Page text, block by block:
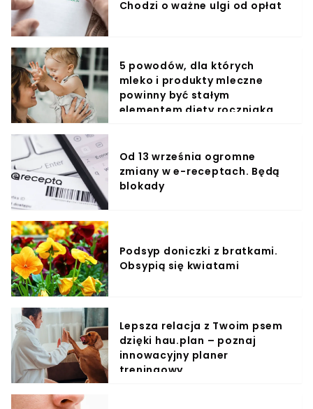
Chodzi o ważne ulgi od opłat
5 powodów, dla których
mleko i produkty mleczne
powinny być stałym
elementem diety roczniaka
Od 13 września ogromne
zmiany w e-receptach. Będą
blokady
Podsyp doniczki z bratkami.
Obsypią się kwiatami
Lepsza relacja z Twoim psem
dzięki hau.plan – poznaj
innowacyjny planer
treningowy